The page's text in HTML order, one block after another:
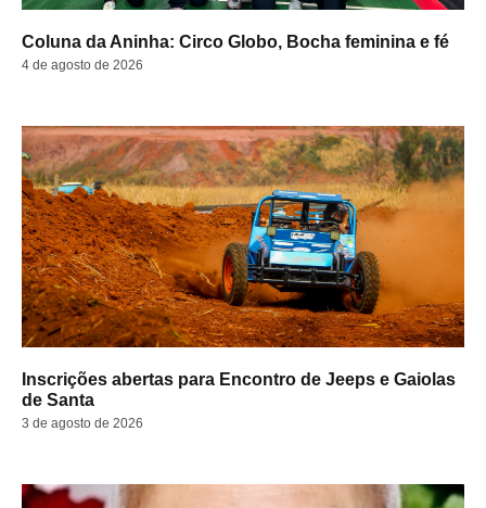
Coluna da Aninha: Circo Globo, Bocha feminina e fé
4 de agosto de 2026
Inscrições abertas para Encontro de Jeeps e Gaiolas
de Santa
3 de agosto de 2026